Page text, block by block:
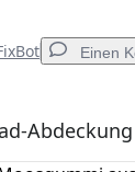
Einen
Kommentar